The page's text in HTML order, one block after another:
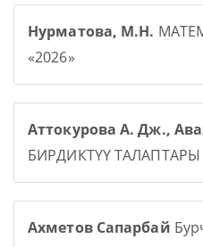
Нурматова, М.Н.
«2026»
Аттокурова А. Дж.,
БИРДИКТҮҮ ТАЛАПТАРЫ
Ахметов Сапарбай